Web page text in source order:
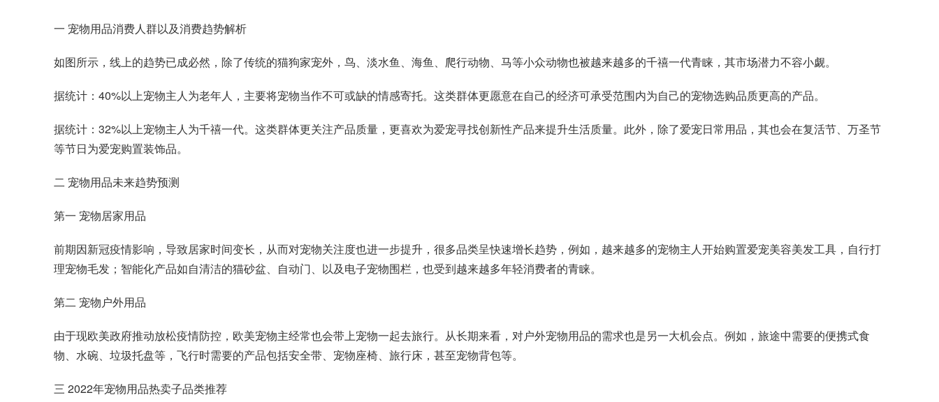
一 宠物用品消费人群以及消费趋势解析
如图所示，线上的趋势已成必然，除了传统的猫狗家宠外，鸟、淡水鱼、海鱼、爬行动物、马等小众动物也被越来越多的千禧一代青睐，其市场潜力不容小觑。
据统计：40%以上宠物主人为老年人，主要将宠物当作不可或缺的情感寄托。这类群体更愿意在自己的经济可承受范围内为自己的宠物选购品质更高的产品。
据统计：32%以上宠物主人为千禧一代。这类群体更关注产品质量，更喜欢为爱宠寻找创新性产品来提升生活质量。此外，除了爱宠日常用品，其也会在复活节、万圣节
等节日为爱宠购置装饰品。
二 宠物用品未来趋势预测
第一 宠物居家用品
前期因新冠疫情影响，导致居家时间变长，从而对宠物关注度也进一步提升，很多品类呈快速增长趋势，例如，越来越多的宠物主人开始购置爱宠美容美发工具，自行打
理宠物毛发；智能化产品如自清洁的猫砂盆、自动门、以及电子宠物围栏，也受到越来越多年轻消费者的青睐。
第二 宠物户外用品
由于现欧美政府推动放松疫情防控，欧美宠物主经常也会带上宠物一起去旅行。从长期来看，对户外宠物用品的需求也是另一大机会点。例如，旅途中需要的便携式食
物、水碗、垃圾托盘等，飞行时需要的产品包括安全带、宠物座椅、旅行床，甚至宠物背包等。
三 2022年宠物用品热卖子品类推荐